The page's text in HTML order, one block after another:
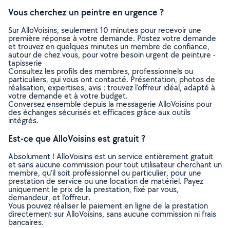
Vous cherchez un peintre en urgence ?
Sur AlloVoisins, seulement 10 minutes pour recevoir une
première réponse à votre demande. Postez votre demande
et trouvez en quelques minutes un membre de confiance,
autour de chez vous, pour votre besoin urgent de peinture -
tapisserie
Consultez les profils des membres, professionnels ou
particuliers, qui vous ont contacté. Présentation, photos de
réalisation, expertises, avis : trouvez l'offreur idéal, adapté à
votre demande et à votre budget.
Conversez ensemble depuis la messagerie AlloVoisins pour
des échanges sécurisés et efficaces grâce aux outils
intégrés.
Est-ce que AlloVoisins est gratuit ?
Absolument ! AlloVoisins est un service entièrement gratuit
et sans aucune commission pour tout utilisateur cherchant un
membre, qu’il soit professionnel ou particulier, pour une
prestation de service ou une location de matériel. Payez
uniquement le prix de la prestation, fixé par vous,
demandeur, et l’offreur.
Vous pouvez réaliser le paiement en ligne de la prestation
directement sur AlloVoisins, sans aucune commission ni frais
bancaires.